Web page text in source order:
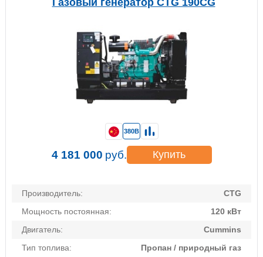
Газовый генератор CTG 190CG
Производитель:
CTG
Мощность постоянная:
120 кВт
Двигатель:
Cummins
Тип топлива:
Пропан / природный газ
380В
4 181 000 руб. Купить